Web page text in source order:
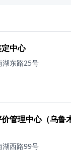
中心
湖东路25号
管理中心（乌鲁
湖西路99号